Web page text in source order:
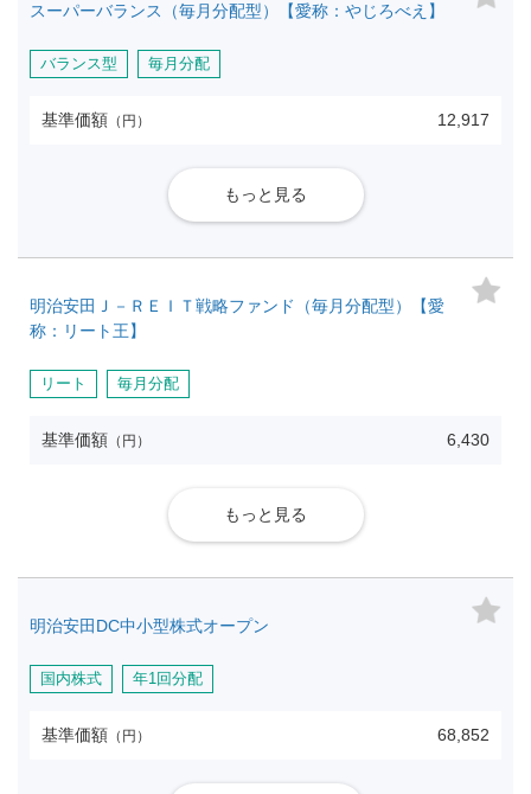
スーパーバランス（毎月分配型）【愛称：やじろべえ】
バランス型 毎月分配
基準価額 （円） 12,917
もっと見る
明治安田Ｊ－ＲＥＩＴ戦略ファンド（毎月分配型）【愛
称：リート王】
リート 毎月分配
基準価額 （円） 6,430
もっと見る
明治安田DC中小型株式オープン
国内株式 年1回分配
基準価額 （円） 68,852